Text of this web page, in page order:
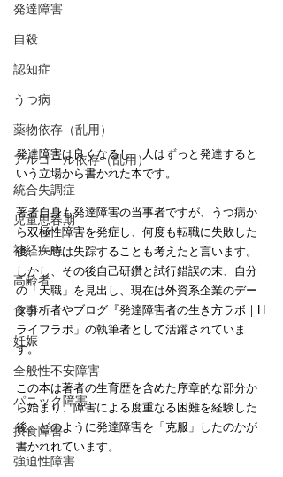
発達障害
自殺
認知症
うつ病
薬物依存（乱用）
アルコール依存（乱用）
統合失調症
児童思春期
神経疾患
高齢者
食事
妊娠
全般性不安障害
パニック障害
摂食障害
強迫性障害
発達障害は良くなるし、人はずっと発達すると
いう立場から書かれた本です。
著者自身も発達障害の当事者ですが、うつ病か
ら双極性障害を発症し、何度も転職に失敗した
後、一時は失踪することも考えたと言います。
しかし、その後自己研鑽と試行錯誤の末、自分
の「天職」を見出し、現在は外資系企業のデー
タ分析者やブログ『発達障害者の生き方ラボ｜H
ライフラボ」の執筆者として活躍されていま
す。
この本は著者の生育歴を含めた序章的な部分か
ら始まり、障害による度重なる困難を経験した
後、どのように発達障害を「克服」したのかが
書かれれています。